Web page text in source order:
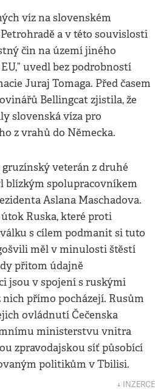
víz na slovenském
a v této souvislosti
čin na území jiného
uvedl bez podrobností
Juraj Tomaga. Před časem
Bellingcat zjistila, že
slovenská víza pro
z vrahů do Německa.
veterán z druhé
blízkým spolupracovníkem
Aslana Maschadova.
Ruska, které proti
s cílem podmanit si tuto
měl v minulosti štěstí
přitom údajně
jsou v spojení s ruskými
přímo pocházejí. Rusům
ovládnutí Čečenska
ministerstvu vnitra
zpravodajskou síť působící
politikům v Tbilisi.
↓ INZERCE